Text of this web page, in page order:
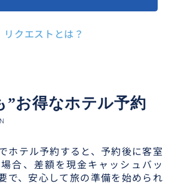
リクエストとは？
”お得なホテル予約
ホテル予約すると、予約後に客室
合、差額を現金キャッシュバッ
で、安心して旅の準備を始められ